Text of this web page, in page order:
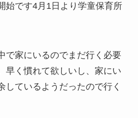
始です4月1日より学童保育所
で家にいるのでまだ行く必要
早く慣れて欲しいし、家にい
しているようだったので行く